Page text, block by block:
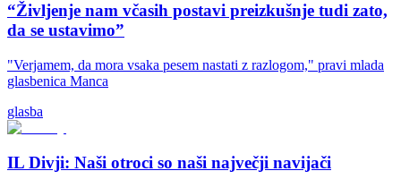
“Življenje nam včasih postavi preizkušnje tudi zato,
da se ustavimo”
"Verjamem, da mora vsaka pesem nastati z razlogom," pravi mlada
glasbenica Manca
glasba
IL Divji: Naši otroci so naši največji navijači